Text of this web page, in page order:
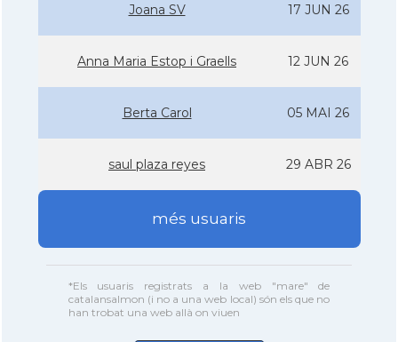
Joana SV 17 JUN 26
Anna Maria Estop i Graells 12 JUN 26
Berta Carol 05 MAI 26
saul plaza reyes 29 ABR 26
més usuaris
*Els usuaris registrats a la web "mare" de
catalansalmon (i no a una web local) són els que no
han trobat una web allà on viuen